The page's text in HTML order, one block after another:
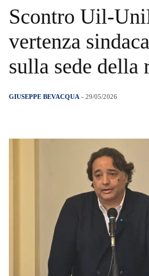
Scontro Uil-
vertenza
sulla sede della
GIUSEPPE BEVACQUA - 29/05/2026